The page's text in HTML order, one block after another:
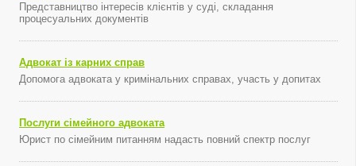
Представництво інтересів клієнтів у суді, складання
процесуальних документів
Адвокат із карних справ
Допомога адвоката у кримінальних справах, участь у допитах
Послуги сімейного адвоката
Юрист по сімейним питанням надасть повний спектр послуг